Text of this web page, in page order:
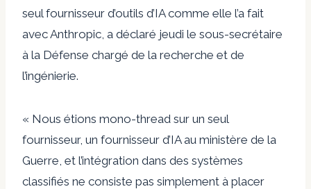
seul fournisseur d’outils d’IA comme elle l’a fait
avec Anthropic, a déclaré jeudi le sous-secrétaire
à la Défense chargé de la recherche et de
l’ingénierie.
« Nous étions mono-thread sur un seul
fournisseur, un fournisseur d’IA au ministère de la
Guerre, et l’intégration dans des systèmes
classifiés ne consiste pas simplement à placer